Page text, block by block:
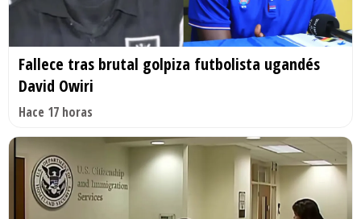
Fallece tras brutal golpiza futbolista ugandés
David Owiri
Hace 17 horas